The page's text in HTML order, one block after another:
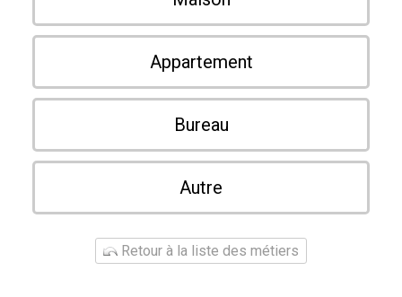
Appartement
Bureau
Autre
Retour à la liste des métiers